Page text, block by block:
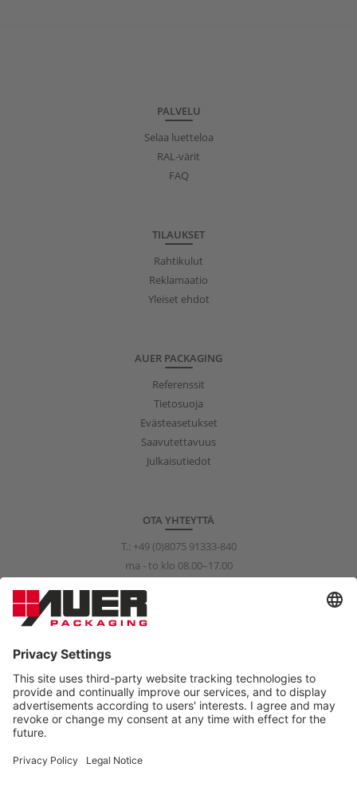
PALVELU
Selaa luetteloa
RAL-värit
FAQ
TILAUKSET
Rahtikulut
Reklamaatio
Yleiset ehdot
AUER PACKAGING
Referenssit
Tietosuoja
Evästeasetukset
Saavutettavuus
Julkaisutiedot
OTA YHTEYTTÄ
T.: +49 (0)8075 91333-840
ma - to klo 08.00–17.00
info@auer-packaging.com
YKSITYISASIAKAS?